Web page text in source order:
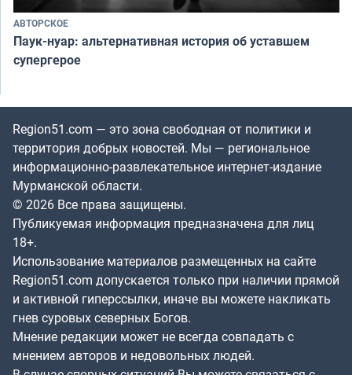
АВТОРСКОЕ
Паук-нуар: альтернативная история об уставшем
супергерое
Region51.com — это зона свободная от политики и
территория добрых новостей. Мы — региональное
информационно-развлекательное интернет-издание
Мурманской области.
© 2026 Все права защищены.
Публикуемая информация предназначена для лиц
18+.
Использование материалов размещенных на сайте
Region51.com допускается только при наличии прямой
и активной гиперссылки, иначе вы можете накликать
гнев суровых северных Богов.
Мнение редакции может не всегда совпадать с
мнением авторов и недовольных людей.